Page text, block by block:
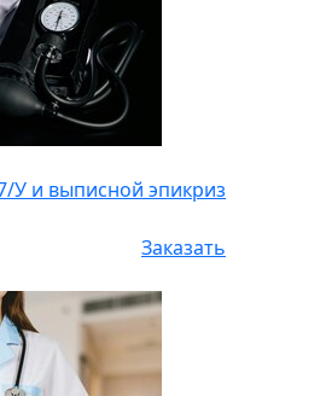
У и выписной эпикриз
Заказать